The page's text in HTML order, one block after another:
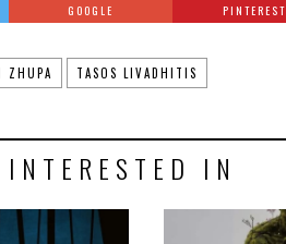
GOOGLE PINTEREST
ZHUPA TASOS LIVADHITIS
IN